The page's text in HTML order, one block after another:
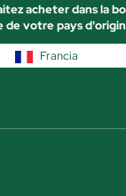
acheter dans la
de votre pays
Francia